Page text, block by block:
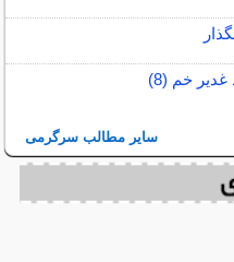
خم (8)
سایر مطالب سرگرمی